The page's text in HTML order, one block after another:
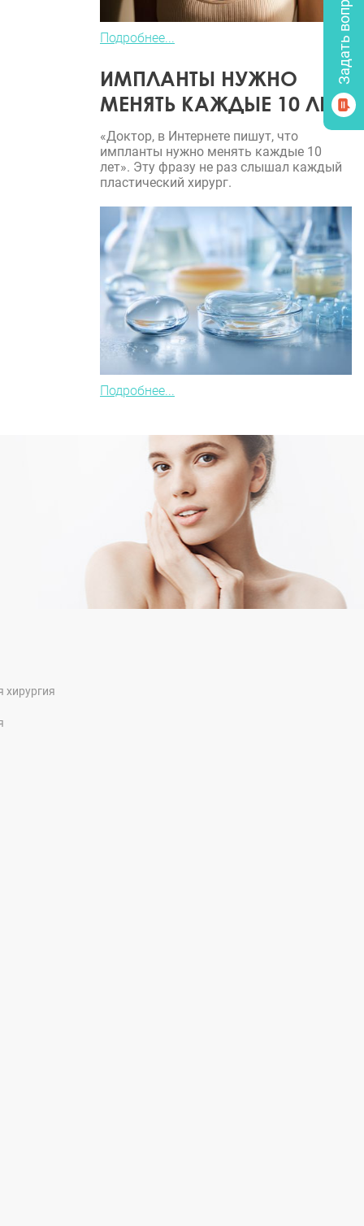
Подробнее...
ИМПЛАНТЫ НУЖНО
МЕНЯТЬ КАЖДЫЕ 10 ЛЕТ?
«Доктор, в Интернете пишут, что
импланты нужно менять каждые 10
лет». Эту фразу не раз слышал каждый
пластический хирург.
Подробнее...
хирургия